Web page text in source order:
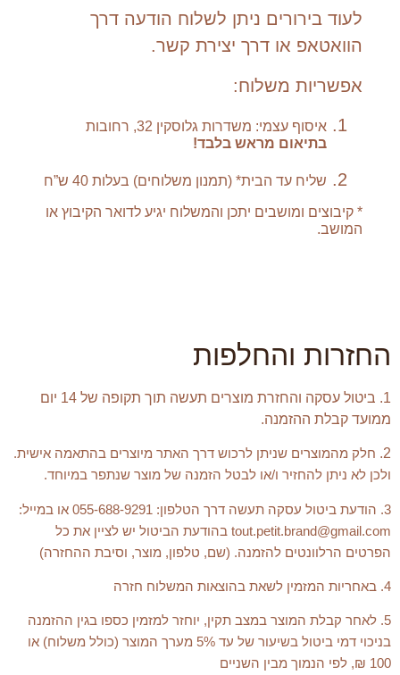
לעוד בירורים ניתן לשלוח הודעה דרך
הוואטאפ או דרך יצירת קשר.
אפשריות משלוח:
איסוף עצמי: משדרות גלוסקין 32, רחובות
בתיאום מראש בלבד!
שליח עד הבית* (תמנון משלוחים) בעלות 40 ש”ח
* קיבוצים ומושבים יתכן והמשלוח יגיע לדואר הקיבוץ או
המושב.
החזרות והחלפות
1. ביטול עסקה והחזרת מוצרים תעשה תוך תקופה של 14 יום
ממועד קבלת ההזמנה.
2. חלק מהמוצרים שניתן לרכוש דרך האתר מיוצרים בהתאמה אישית.
ולכן לא ניתן להחזיר ו/או לבטל הזמנה של מוצר שנתפר במיוחד.
3. הודעת ביטול עסקה תעשה דרך הטלפון: 055-688-9291 או במייל:
tout.petit.brand@gmail.com בהודעת הביטול יש לציין את כל
הפרטים הרלוונטים להזמנה. (שם, טלפון, מוצר, וסיבת ההחזרה)
4. באחריות המזמין לשאת בהוצאות המשלוח חזרה
5. לאחר קבלת המוצר במצב תקין, יוחזר למזמין כספו בגין ההזמנה
בניכוי דמי ביטול בשיעור של עד 5% מערך המוצר (כולל משלוח) או
100 ₪, לפי הנמוך מבין השניים